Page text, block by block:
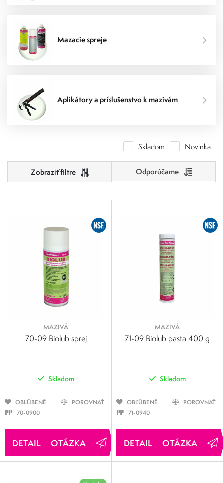
Mazacie spreje
Aplikátory a príslušenstvo k mazivám
Skladom Novinka
Odporúčame
375
MAZIVÁ
70-09 Biolub sprej
Skladom
OBĽÚBENÉ
POROVNAŤ
70-0900
OTÁZKA
MAZIVÁ
71-09 Biolub pasta 400 g
Skladom
OBĽÚBENÉ
POROVNAŤ
71-0940
OTÁZKA